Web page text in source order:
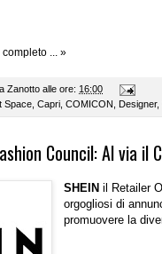
... »
Zanotto alle ore: 16:00
Space Capri COMICON Designer,
Council: Al via
SHEIN il Retailer
orgogliosi di
promuovere la